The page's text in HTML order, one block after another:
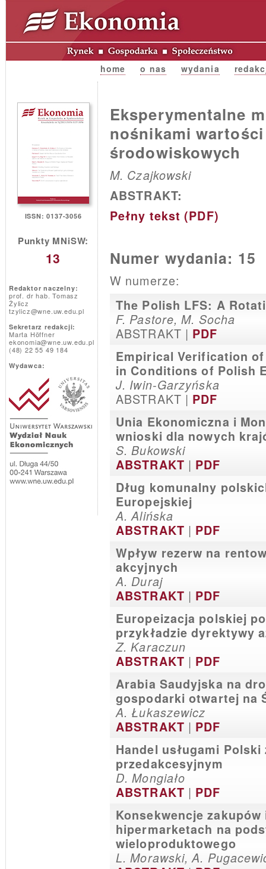
home o nas wydania
ISSN: 0137-3056
Punkty MNiSW:
13
Redaktor naczelny:
prof. dr hab. Tomasz
Żylicz
tzylicz@wne.uw.edu.pl
Sekretarz redakcji:
Marta Höffner
ekonomia@wne.uw.edu.pl
(48) 22 55 49 184
Wydawca:
Eksperymentalne
nośnikami
środowiskowych
M. Czajkowski
ABSTRAKT:
Pełny tekst (PDF)
Numer wydania: 15
W numerze:
The Polish LFS: A
F. Pastore, M. Socha
ABSTRAKT | PDF
Empirical Verification
in Conditions of Polish
J. Iwin-Garzyńska
ABSTRAKT | PDF
Unia Ekonomiczna i
wnioski dla nowych
S. Bukowski
ABSTRAKT | PDF
Dług komunalny
Europejskiej
A. Alińska
ABSTRAKT | PDF
Wpływ rezerw na
akcyjnych
A. Duraj
ABSTRAKT | PDF
Europeizacja polskiej
przykładzie dyrektywy
Z. Karaczun
ABSTRAKT | PDF
Arabia Saudyjska na
gospodarki otwartej na
A. Łukaszewicz
ABSTRAKT | PDF
Handel usługami
przedakcesyjnym
D. Mongiało
ABSTRAKT | PDF
Konsekwencje
hipermarketach na
wieloproduktowego
L. Morawski, A.